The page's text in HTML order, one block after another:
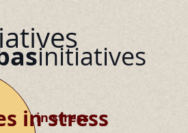
in stress
initiatives
in stress